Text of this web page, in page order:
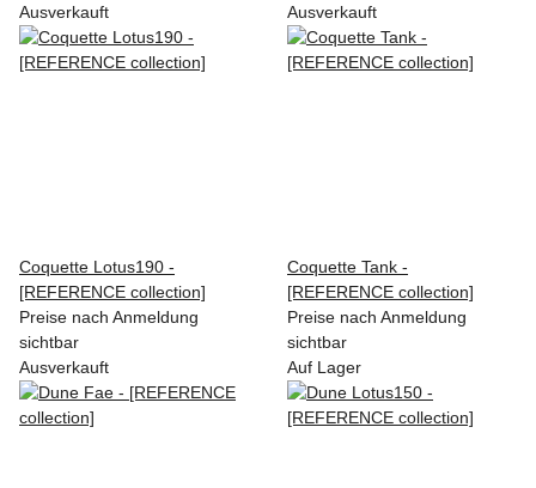
Ausverkauft
Coquette Lotus190 -
[REFERENCE collection]
Preise nach Anmeldung
sichtbar
Ausverkauft
Coquette Tank -
[REFERENCE collection]
Preise nach Anmeldung
sichtbar
Ausverkauft
Auf Lager